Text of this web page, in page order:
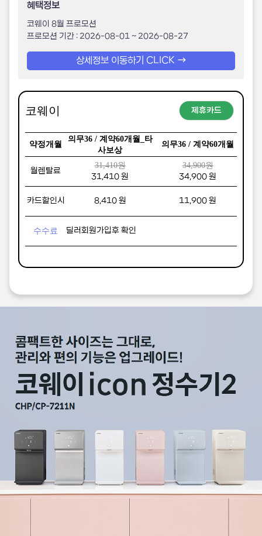
혜택정보
코웨이 8월 프로모션
프로모션 기간 : 2026-08-01 ~ 2026-08-27
상세정보 이동하기 CLICK
코웨이 제휴카드
약정개월
의무36 / 계약60개월_타
사보상
의무36 / 계약60개월
월렌탈료
31,410원
31,410 원
34,900원
34,900 원
카드할인시 8,410 원 11,900 원
수수료 딜러회원가입후 확인